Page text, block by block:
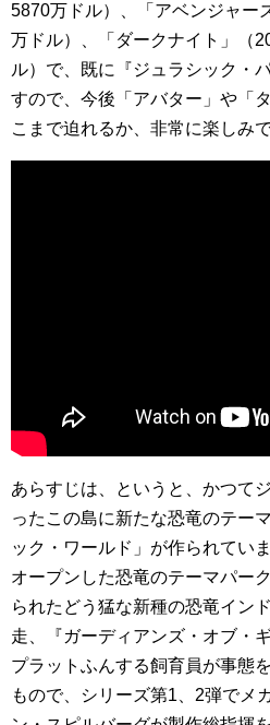
5870万ドル）、「アベンジャー
万ドル）、「ダークナイト」（
ル）で、既に『ジュラシック・
すので、今後「アバター」や「
こまで迫れるか、非常に楽しみで
あらすじは、というと、かつて
ったこの島に新たな恐竜のテー
ック・ワールド」が作られていま
オープンした恐竜のテーマパー
られたどう猛な新種の恐竜イン
走、『ガーディアンズ・オブ・
プラットふんする飼育員が事態
もので、シリーズ第1、2弾でメ